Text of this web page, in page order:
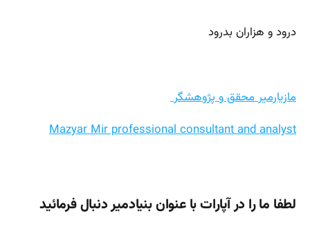
درود و هزاران بدرود
مازیارمیر محقق و پژوهشگر
Mazyar Mir professional consultant and analyst
لطفا ما را در آپارات با عنوان بنیادمیر دنبال فرمائید